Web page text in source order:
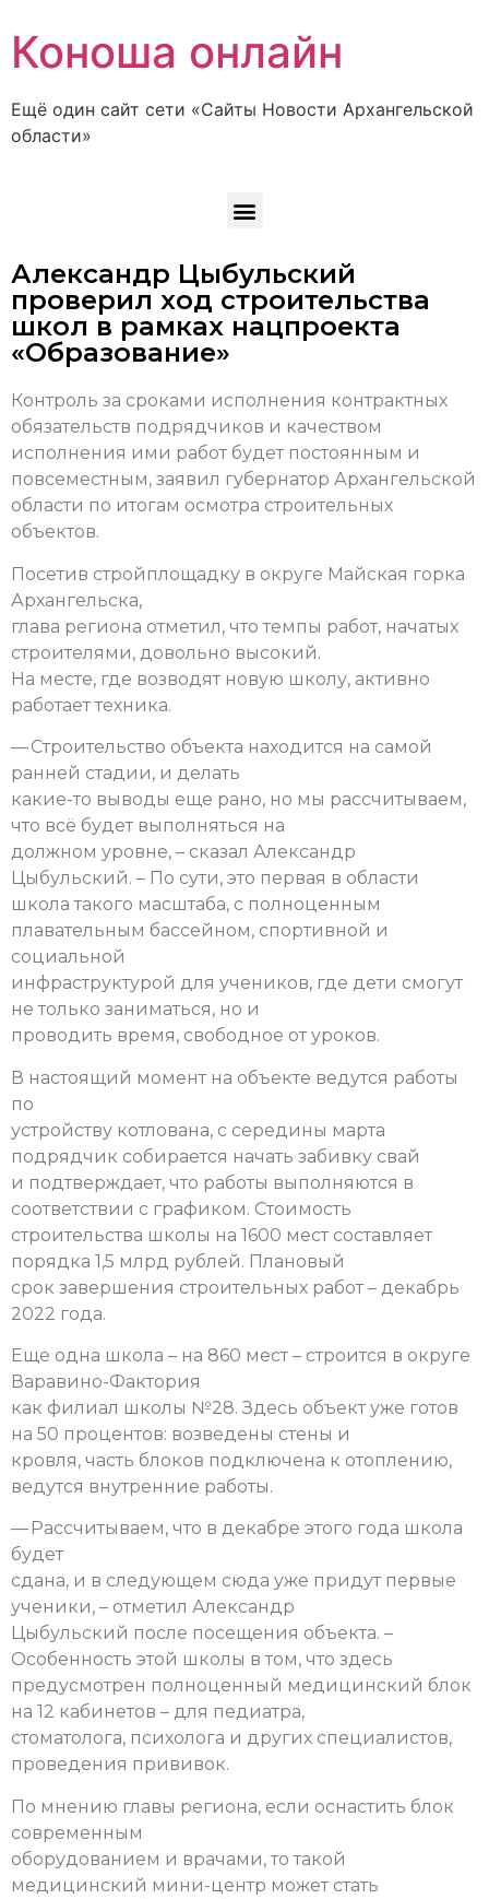
Коноша онлайн
Ещё один сайт сети «Сайты Новости Архангельской
области»
Александр Цыбульский
проверил ход строительства
школ в рамках нацпроекта
«Образование»
Контроль за сроками исполнения контрактных
обязательств подрядчиков и качеством
исполнения ими работ будет постоянным и
повсеместным, заявил губернатор Архангельской
области по итогам осмотра строительных
объектов.
Посетив стройплощадку в округе Майская горка
Архангельска,
глава региона отметил, что темпы работ, начатых
строителями, довольно высокий.
На месте, где возводят новую школу, активно
работает техника.
— Строительство объекта находится на самой
ранней стадии, и делать
какие-то выводы еще рано, но мы рассчитываем,
что всё будет выполняться на
должном уровне, – сказал Александр
Цыбульский. – По сути, это первая в области
школа такого масштаба, с полноценным
плавательным бассейном, спортивной и
социальной
инфраструктурой для учеников, где дети смогут
не только заниматься, но и
проводить время, свободное от уроков.
В настоящий момент на объекте ведутся работы
по
устройству котлована, с середины марта
подрядчик собирается начать забивку свай
и подтверждает, что работы выполняются в
соответствии с графиком. Стоимость
строительства школы на 1600 мест составляет
порядка 1,5 млрд рублей. Плановый
срок завершения строительных работ – декабрь
2022 года.
Еще одна школа – на 860 мест – строится в округе
Варавино-Фактория
как филиал школы №28. Здесь объект уже готов
на 50 процентов: возведены стены и
кровля, часть блоков подключена к отоплению,
ведутся внутренние работы.
— Рассчитываем, что в декабре этого года школа
будет
сдана, и в следующем сюда уже придут первые
ученики, – отметил Александр
Цыбульский после посещения объекта. –
Особенность этой школы в том, что здесь
предусмотрен полноценный медицинский блок
на 12 кабинетов – для педиатра,
стоматолога, психолога и других специалистов,
проведения прививок.
По мнению главы региона, если оснастить блок
современным
оборудованием и врачами, то такой
медицинский мини-центр может стать